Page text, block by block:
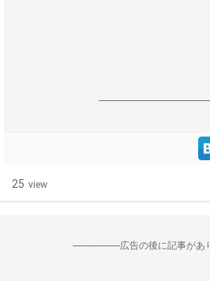
25 view
--------------------広告の後に記事があ